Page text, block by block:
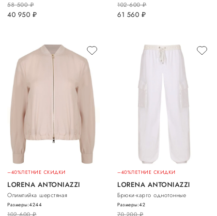
58 500руб.
40 950 руб.
102 600руб.
61 560 руб.
–40%ЛЕТНИЕ СКИДКИ
LORENA ANTONIAZZI
Олимпийка шерстяная
Размеры:4244
–40%ЛЕТНИЕ СКИДКИ
LORENA ANTONIAZZI
Брюки-карго однотонные
Размеры:42